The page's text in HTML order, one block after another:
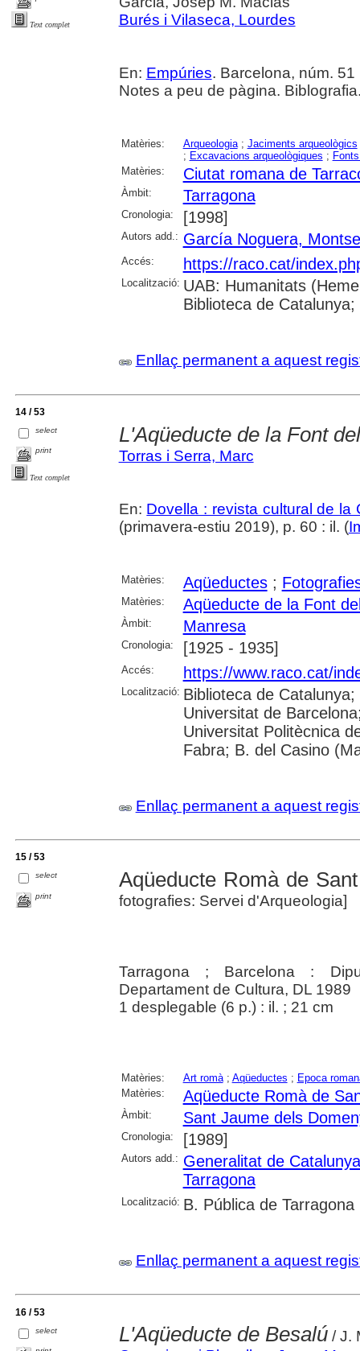
Text complet
Burés i Vilaseca, Lourdes
En: Empúries. Barcelona, núm.
Notes a peu de pàgina.
Matèries: Arqueologia; Jaciments arqueològics
; Excavacions arqueològiques ;
Matèries:
Ciutat romana de
Àmbit: Tarragona
Cronologia: [1998]
Autors add.: García Noguera,
Accés: https://raco.cat/
Localització: UAB: Humanitats
Biblioteca de
Enllaç permanent a aquest
14 / 53
select
print
Text complet
L'Aqüeducte de la Font
Torras i Serra, Marc
En: Dovella : revista cultural de la
(primavera-estiu 2019), p. 60 : il. (
Matèries: Aqüeductes;
Matèries: Aqüeducte de la Font
Àmbit: Manresa
Cronologia: [1925 - 1935]
Accés: https://www.raco.cat/
Localització: Biblioteca de
Universitat de
Universitat Politècnica
Fabra; B. del Casino
Enllaç permanent a aquest
15 / 53
select
print
Aqüeducte Romà de
fotografies: Servei d'Arqueologia]
Tarragona ; Barcelona :
Departament de Cultura, DL 1989
1 desplegable (6 p.) : il. ; 21 cm
Matèries: Art romà; Aqüeductes ; Epoca
Matèries:
Aqüeducte Romà de
Àmbit: Sant Jaume dels
Cronologia: [1989]
Autors add.: Generalitat de Catalunya
Tarragona
Localització: B. Pública de Tarragona
Enllaç permanent a aquest
16 / 53
select L'Aqüeducte de Besalú/ J.